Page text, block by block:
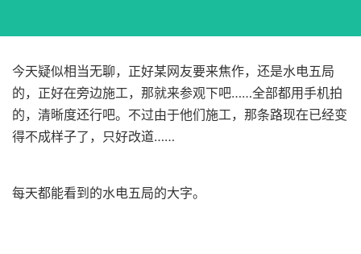
今天疑似相当无聊，正好某网友要来焦作，还是水电五局
的，正好在旁边施工，那就来参观下吧……全部都用手机拍
的，清晰度还行吧。不过由于他们施工，那条路现在已经变
得不成样子了，只好改道……
每天都能看到的水电五局的大字。